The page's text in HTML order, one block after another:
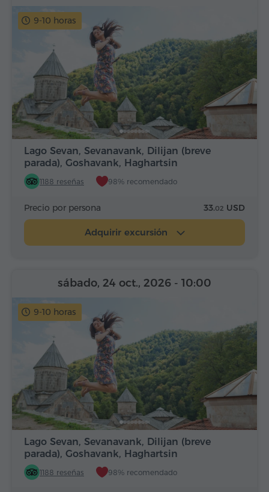
9-10 horas
Lago Sevan, Sevanavank, Dilijan (breve
parada), Goshavank, Haghartsin
1188 reseñas 98% recomendado
Precio por persona 33.02 USD
Adquirir excursión
9-10 horas
Lago Sevan, Sevanavank, Dilijan (breve
parada), Goshavank, Haghartsin
1188 reseñas 98% recomendado
sábado, 24 oct., 2026 - 10:00